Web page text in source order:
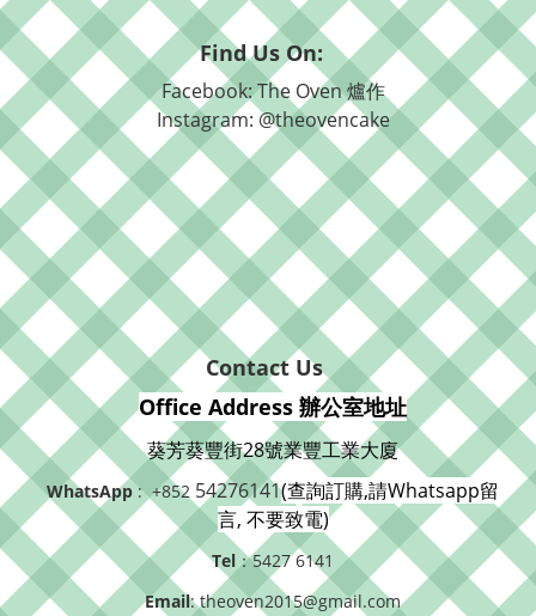
Find Us On:
Facebook: The Oven 爐作
Instagram: @theovencake
Contact Us
Office Address 辦公室地址
葵芳葵豐街28號業豐工業大廈
WhatsApp: +852 54276141(查詢訂購,請Whatsapp留
言, 不要致電)
Tel ：5427 6141
Email: theoven2015@gmail.com